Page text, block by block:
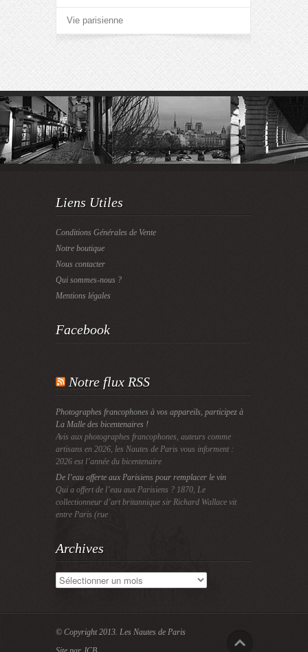
Vie parisienne
Liens Utiles
Conditions Générales de Vente
Notre boutique
Nous contacter
Qui sommes-nous ?
Mentions légales
Facebook
Notre flux RSS
Photographes francophones à vos appareils, participez à
La Malle des bicentenaires !
Avis aux photographes francophones, auteurs comme
artisans en 2026, les Nautes de Paris vous informent :
2026 est l’année du bicentenaire
De l’eau offerte aux Parisiens pour remplacer le vin
Qui a offert de l’eau aux Parisiens ? 1870, Le
collectionneur d’art britannique sir Richard Wallace vit
entre Paris (rue
Archives
Archives
© Copyright 2013. Les Nautes de Paris